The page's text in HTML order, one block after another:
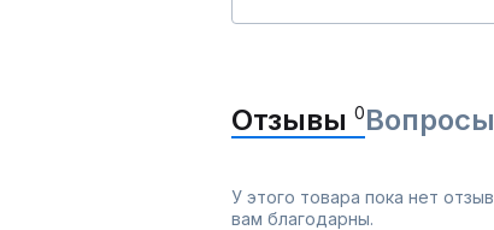
Отзывы 0Вопросы
У этого товара пока нет
вам благодарны.